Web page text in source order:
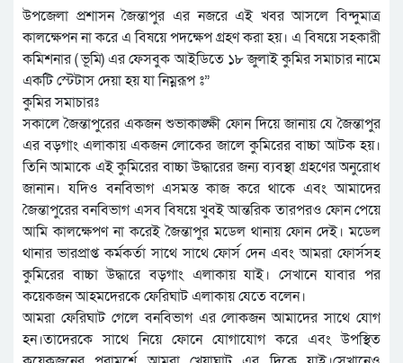
উপজেলা প্রশাসন জৈন্তাপুর এর নজরে এই খবর আসলে বিন্দুমাত্র
কালক্ষেপন না করে এ বিষয়ে পদক্ষেপ গ্রহণ করা হয়। এ বিষয়ে সহকারী
কমিশনার ( ভূমি) এর ফেসবুক আইডিতে ১৮ জুলাই কুমির সমাচার নামে
একটি স্টেটাস দেয়া হয় যা নিম্নরূপ ঃ”
কুমির সমাচারঃ
সকালে জৈন্তাপুরের একজন শুভাকাঙ্ক্ষী ফোন দিয়ে জানায় যে জৈন্তাপুর
এর বড়গাং এলাকায় একজন লোকের জালে কুমিরের বাচ্চা আটক হয়।
তিনি আমাকে এই কুমিরের বাচ্চা উদ্ধারের জন্য ব্যবস্থা গ্রহণের অনুরোধ
জানান। যদিও বনবিভাগ এসমস্ত কাজ করে থাকে এবং আমাদের
জৈন্তাপুরের বনবিভাগ এসব বিষয়ে খুবই আন্তরিক তারপরও ফোন পেয়ে
আমি কালক্ষেপণ না করেই জৈন্তাপুর মডেল থানায় ফোন দেই। মডেল
থানার ভারপ্রাপ্ত কর্মকর্তা সাথে সাথে ফোর্স দেন এবং আমরা ফোর্সসহ
কুমিরের বাচ্চা উদ্ধারে বড়গাং এলাকায় যাই। সেখানে যাবার পর
কয়েকজন আহমদেরকে ফেরিঘাট এলাকায় যেতে বলেন।
আমরা ফেরিঘাট গেলে বনবিভাগ এর লোকজন আমাদের সাথে যোগ
হন।তাদেরকে সাথে নিয়ে ফোনে যোগাযোগ করে এবং উপস্থিত